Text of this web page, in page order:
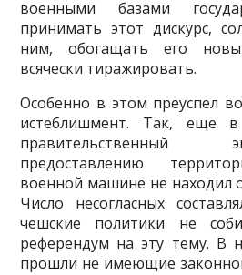
военными базами
принимать этот дискурс,
ним, обогащать его
всячески тиражи­ровать.
Особенно в этом преуспел
истеблишмент. Так, еще
предоставлению
военной машине не находил
Число несогласных
чешские поли­тики не
референдум на эту тему. В
прошли не имеющие